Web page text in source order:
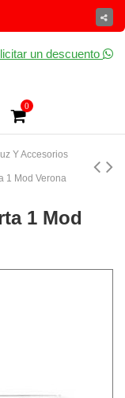
un descuento
0
Y Accesorios
1 Mod Verona
1 Mod